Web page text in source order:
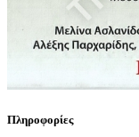
Πληροφορίες